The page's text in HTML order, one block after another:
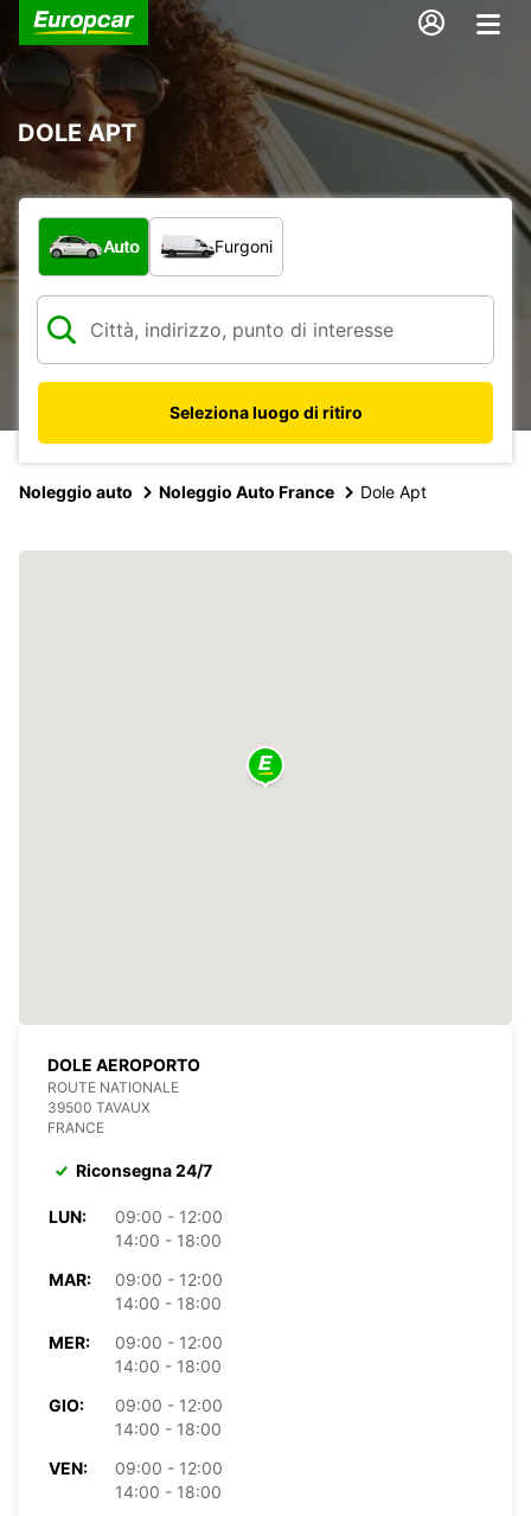
DOLE APT
Scegli la tipologia di veicolo:
Auto Furgoni
Seleziona luogo di ritiro
Noleggio auto Noleggio Auto France Dole Apt
DOLE AEROPORTO
ROUTE NATIONALE
39500 TAVAUX
FRANCE
Riconsegna 24/7
LUN:
09:00 - 12:00
14:00 - 18:00
MAR:
09:00 - 12:00
14:00 - 18:00
MER:
09:00 - 12:00
14:00 - 18:00
GIO:
09:00 - 12:00
14:00 - 18:00
VEN:
09:00 - 12:00
14:00 - 18:00